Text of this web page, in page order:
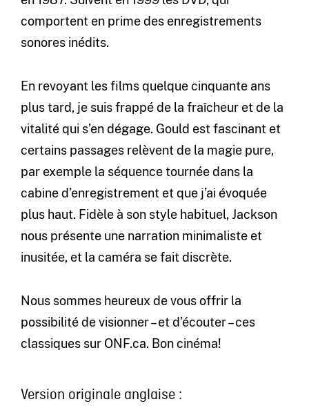
comportent en prime des enregistrements
sonores inédits.
En revoyant les films quelque cinquante ans
plus tard, je suis frappé de la fraîcheur et de la
vitalité qui s’en dégage. Gould est fascinant et
certains passages relèvent de la magie pure,
par exemple la séquence tournée dans la
cabine d’enregistrement et que j’ai évoquée
plus haut. Fidèle à son style habituel, Jackson
nous présente une narration minimaliste et
inusitée, et la caméra se fait discrète.
Nous sommes heureux de vous offrir la
possibilité de visionner – et d’écouter – ces
classiques sur ONF.ca. Bon cinéma!
Version originale anglaise :